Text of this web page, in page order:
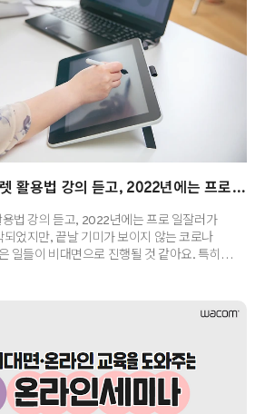
101원으로 와콤 타블렛 활용법 강의 듣고, 2022년에는 프로 일잘러가 되어봐요!
용법 강의 듣고, 2022년에는 프로 일잘러가
었지만, 끝날 기미가 보이지 않는 코로나
일들이 비대면으로 진행될 것 같아요. 특히
올해는 어떻게 살아갈 것인가 여러 다짐을 하게
서 진행한 을 추천합니다! 타블렛이 그림만
은 알고 계시지요? 타블렛을 이용하면 보다